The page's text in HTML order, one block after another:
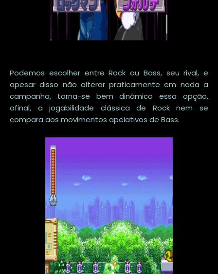
Podemos escolher entre Rock ou Bass, seu rival, e
apesar disso não alterar praticamente em nada a
campanha, torna-se bem dinâmico essa opção,
afinal, a jogabilidade clássica de Rock nem se
compara aos movimentos apelativos de Bass.